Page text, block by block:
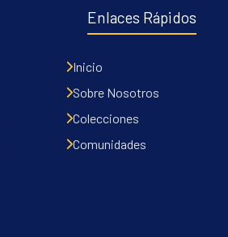
Enlaces Rápidos
Inicio
Sobre Nosotros
Colecciones
Comunidades